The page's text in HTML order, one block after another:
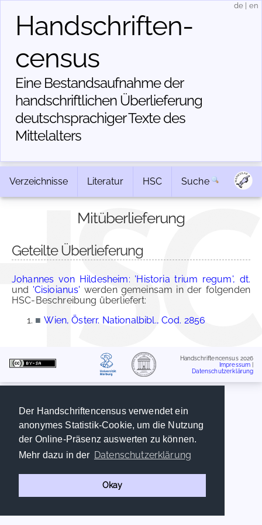
Der Handschriftencensus verwendet ein
anonymes Statistik-Cookie, um die Nutzung
der Online-Präsenz auswerten zu können.
Mehr dazu in der Datenschutzerklärung
Okay
Handschriften­
census
Eine Bestandsaufnahme der
handschriftlichen Über­lieferung
deutschsprachiger Texte des
Mittelalters
de en
Verzeichnisse Literatur HSC Suche
Mitüberlieferung
Geteilte Überlieferung
Johannes von Hildesheim: 'Historia trium regum', dt.
und 'Cisioianus' werden gemeinsam in der folgenden
HSC-Beschreibung überliefert:
■ Wien, Österr. Nationalbibl., Cod. 2856
Handschriftencensus 2026
Impressum
Datenschutzerklärung